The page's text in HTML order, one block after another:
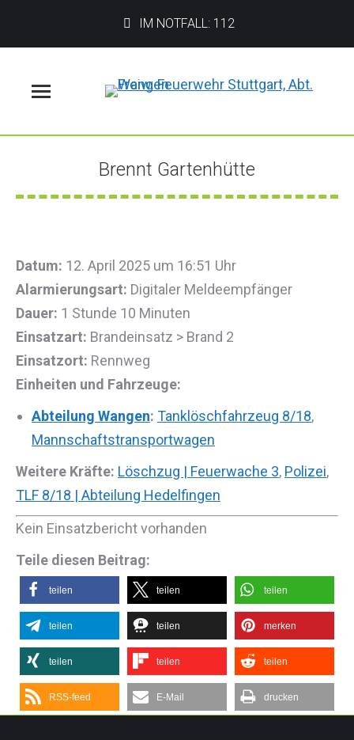
IM NOTFALL: 112
Brennt Gartenhütte
Sie befinden sich hier:
Datum: 12. April 2025 um 16:51 Uhr
Alarmierungsart: Digitaler Meldeempfänger
Dauer: 1 Stunde 10 Minuten
Einsatzart: Brandeinsatz > Brand 2
Einsatzort: Rennweg
Einheiten und Fahrzeuge:
Abteilung Wangen: Tanklöschfahrzeug 8/18,
Mannschaftstransportwagen
Weitere Kräfte: Löschzug | Feuerwache 3, Polizei,
TLF 8/18 | Abteilung Hedelfingen
Kein Einsatzbericht vorhanden
Teile diesen Beitrag:
teilen teilen teilen
teilen teilen merken
teilen teilen teilen
RSS-feed E-Mail drucken